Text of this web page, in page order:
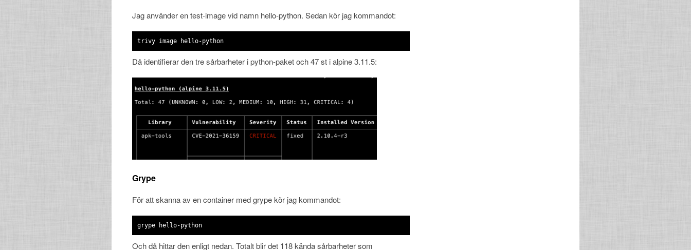
Jag använder en test-image vid namn hello-python. Sedan kör jag kommandot:
trivy image hello-python
Då identifierar den tre sårbarheter i python-paket och 47 st i alpine 3.11.5:
Grype
För att skanna av en container med grype kör jag kommandot:
grype hello-python
Och då hittar den enligt nedan. Totalt blir det 118 kända sårbarheter som